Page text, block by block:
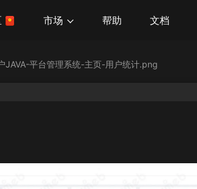
市场 帮助 文档
JAVA-平台管理系统-主页-用户统计.png